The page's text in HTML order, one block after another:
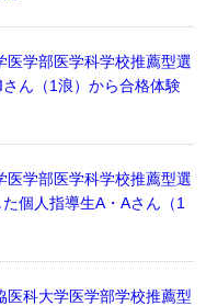
医学部医学科学校推薦型選
ん（1浪）から合格体験
医学部医学科学校推薦型選
個人指導生A・Aさん（1
医科大学医学部学校推薦型